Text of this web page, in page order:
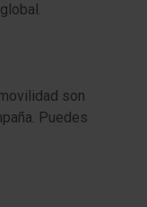
son
Puedes